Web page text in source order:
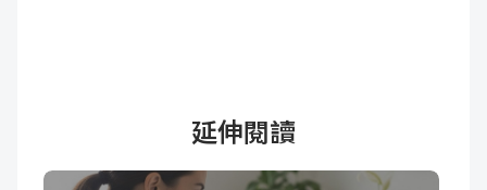
延伸閱讀